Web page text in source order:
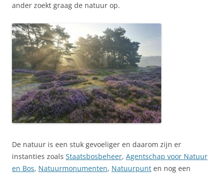
ander zoekt graag de natuur op.
De natuur is een stuk gevoeliger en daarom zijn er
instanties zoals Staatsbosbeheer, Agentschap voor Natuur
en Bos, Natuurmonumenten, Natuurpunt en nog een